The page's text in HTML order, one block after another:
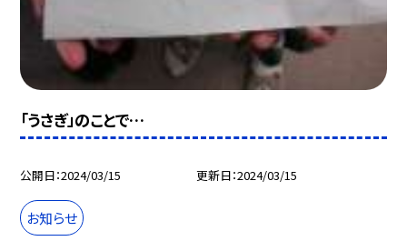
「うさぎ」のことで…
公開日 2024/03/15 更新日 2024/03/15
お知らせ